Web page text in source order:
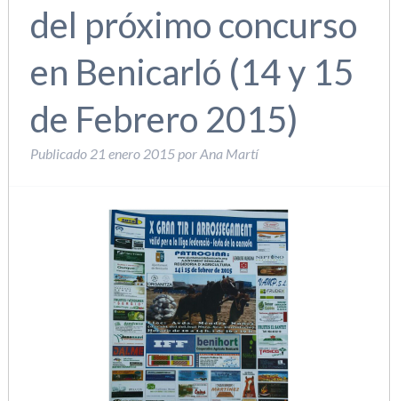
del próximo concurso
en Benicarló (14 y 15
de Febrero 2015)
Publicado 21 enero 2015 porAna Martí